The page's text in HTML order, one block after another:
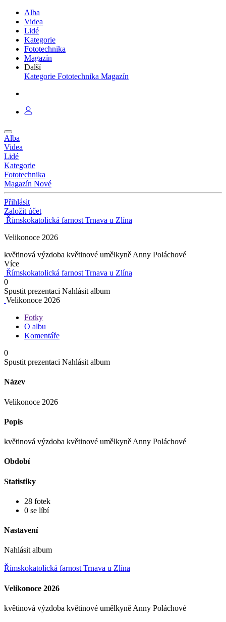
Alba
Videa
Lidé
Kategorie
Fototechnika
Magazín
Další
Kategorie Fototechnika Magazín
Alba
Videa
Lidé
Kategorie
Fototechnika
Magazín Nové
Přihlásit
Založit účet
Římskokatolická farnost Trnava u Zlína
Velikonoce 2026
květinová výzdoba květinové umělkyně Anny Poláchové
Více
Římskokatolická farnost Trnava u Zlína
0
Spustit prezentaci Nahlásit album
Velikonoce 2026
Fotky
O albu
Komentáře
0
Spustit prezentaci Nahlásit album
Název
Velikonoce 2026
Popis
květinová výzdoba květinové umělkyně Anny Poláchové
Období
Statistiky
28 fotek
0 se líbí
Nastavení
Nahlásit album
Římskokatolická farnost Trnava u Zlína
Velikonoce 2026
květinová výzdoba květinové umělkyně Anny Poláchové